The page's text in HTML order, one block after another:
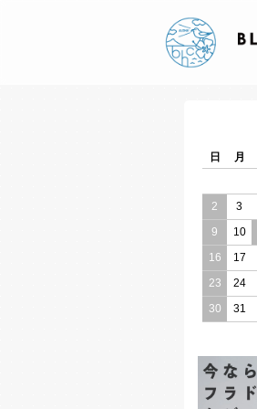
日 月
2
3
9
10
16
17
23
24
30
31